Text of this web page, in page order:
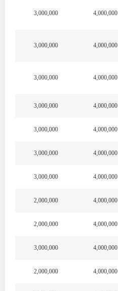
4,000,000
3,000,000
4,000,000
3,000,000
4,000,000
3,000,000
4,000,000
3,000,000
4,000,000
3,000,000
4,000,000
3,000,000
4,000,000
3,000,000
4,000,000
2,000,000
4,000,000
2,000,000
4,000,000
3,000,000
4,000,000
2,000,000